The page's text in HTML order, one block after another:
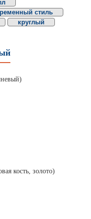
стиль
круглый
кость, золото)